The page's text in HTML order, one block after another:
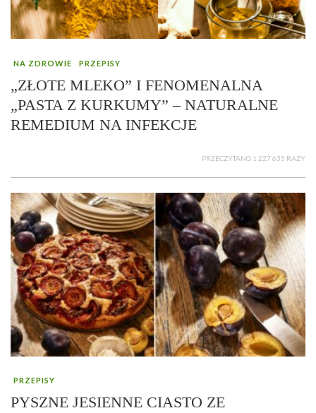
NA ZDROWIE PRZEPISY
„ZŁOTE MLEKO” I FENOMENALNA
„PASTA Z KURKUMY” – NATURALNE
REMEDIUM NA INFEKCJE
PRZECZYTANO 1 227 635 RAZY
PRZEPISY
PYSZNE JESIENNE CIASTO ZE